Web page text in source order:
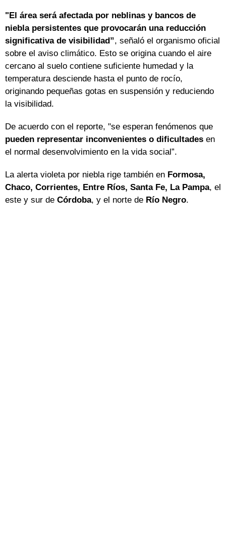
"El área será afectada por neblinas y bancos de
niebla persistentes que provocarán una reducción
significativa de visibilidad”, señaló el organismo oficial
sobre el aviso climático. Esto se origina cuando el aire
cercano al suelo contiene suficiente humedad y la
temperatura desciende hasta el punto de rocío,
originando pequeñas gotas en suspensión y reduciendo
la visibilidad.
De acuerdo con el reporte, "se esperan fenómenos que
pueden representar inconvenientes o dificultades en
el normal desenvolvimiento en la vida social”.
La alerta violeta por niebla rige también en Formosa,
Chaco, Corrientes, Entre Ríos, Santa Fe, La Pampa, el
este y sur de Córdoba, y el norte de Río Negro.